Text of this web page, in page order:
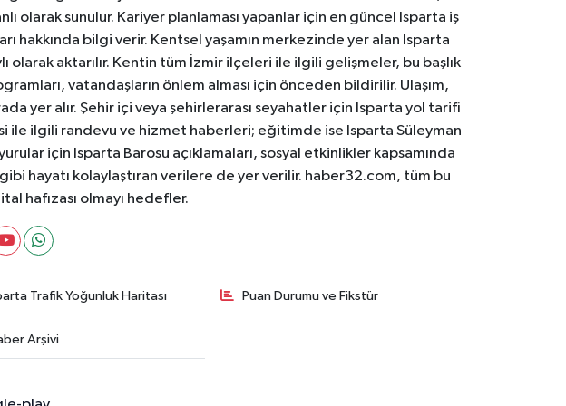
olarak sunulur. Kariyer planlaması yapanlar için en güncel Isparta iş
hakkında bilgi verir. Kentsel yaşamın merkezinde yer alan Isparta
olarak aktarılır. Kentin tüm İzmir ilçeleri ile ilgili gelişmeler, bu başlık
vatandaşların önlem alması için önceden bildirilir. Ulaşım,
yer alır. Şehir içi veya şehirlerarası seyahatler için Isparta yol tarifi
ile ilgili randevu ve hizmet haberleri; eğitimde ise Isparta Süleyman
için Isparta Barosu açıklamaları, sosyal etkinlikler kapsamında
hayatı kolaylaştıran verilere de yer verilir. haber32.com, tüm bu
hafızası olmayı hedefler.
Trafik Yoğunluk Haritası Puan Durumu ve Fikstür
Arşivi